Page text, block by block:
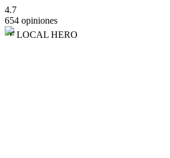
4.7
654 opiniones
LOCAL HERO